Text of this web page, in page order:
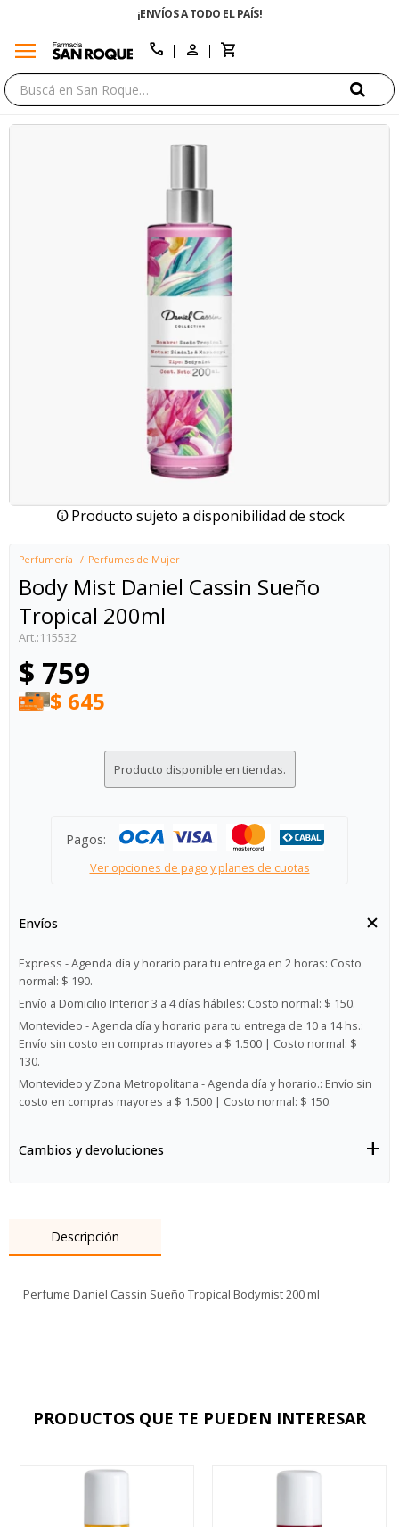
menu call
Producto sujeto a disponibilidad de stock
Perfumería Perfumes de Mujer
Body Mist Daniel Cassin Sueño
Tropical 200ml
115532
$ 759
$ 645
Producto disponible en tiendas.
Pagos:
Ver opciones de pago y planes de cuotas
Envíos
Express - Agenda día y horario para tu entrega en 2 horas: Costo
normal: $ 190.
Envío a Domicilio Interior 3 a 4 días hábiles: Costo normal: $ 150.
Montevideo - Agenda día y horario para tu entrega de 10 a 14 hs.:
Envío sin costo en compras mayores a $ 1.500 | Costo normal: $
130.
Montevideo y Zona Metropolitana - Agenda día y horario.: Envío sin
costo en compras mayores a $ 1.500 | Costo normal: $ 150.
Cambios y devoluciones
Descripción
Perfume Daniel Cassin Sueño Tropical Bodymist 200 ml
PRODUCTOS QUE TE PUEDEN INTERESAR
close